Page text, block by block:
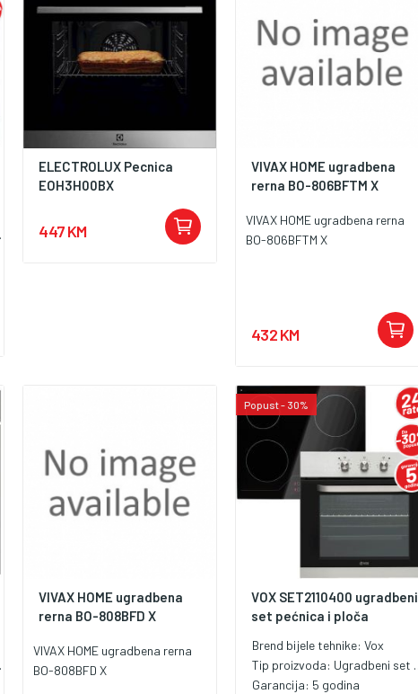
ELECTROLUX Pecnica
EOH3H00BX
447 KM
VIVAX HOME ugradbena
rerna BO-806BFTM X
VIVAX HOME ugradbena rerna
BO-806BFTM X
432 KM
VIVAX HOME ugradbena
rerna BO-808BFD X
VIVAX HOME ugradbena rerna
BO-808BFD X
Popust - 30%
VOX SET2110400 ugradbeni
set pećnica i ploča
Brend bijele tehnike:Vox
Tip proizvoda: Ugradbeni set pećnica i ploća
Garancija: 5 godina